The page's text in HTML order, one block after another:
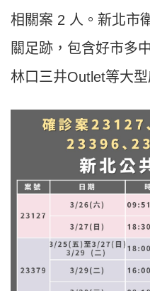
相關案 2 人。新北市
關足跡，包含好市多
林口三井Outlet等大型